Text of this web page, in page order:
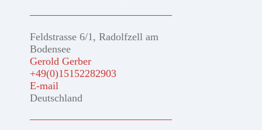
Feldstrasse 6/1, Radolfzell am
Bodensee
Gerold Gerber
+49(0)15152282903
E-mail
Deutschland